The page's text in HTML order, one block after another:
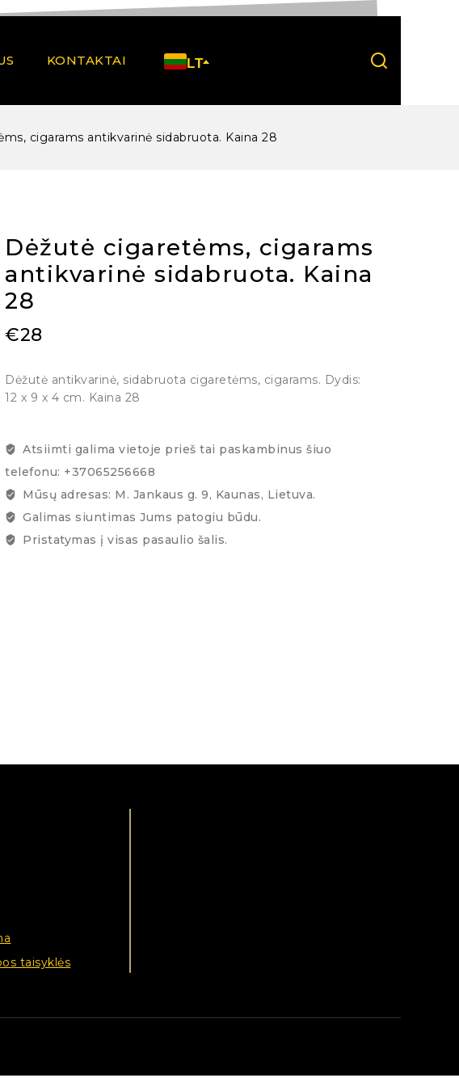
KONTAKTAI LT
cigarams antikvarinė sidabruota. Kaina 28
Dėžutė cigaretėms, cigarams
antikvarinė sidabruota. Kaina
28
€28
Dėžutė antikvarinė, sidabruota cigaretėms, cigarams. Dydis:
12 x 9 x 4 cm. Kaina 28
Atsiimti galima vietoje prieš tai paskambinus šiuo
telefonu: +37065256668
Mūsų adresas: M. Jankaus g. 9, Kaunas, Lietuva.
Galimas siuntimas Jums patogiu būdu.
Pristatymas į visas pasaulio šalis.
taisyklės